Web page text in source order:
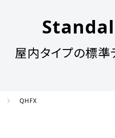
屋内タイプの標準
QHFX